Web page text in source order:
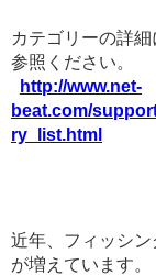
カテゴリーの詳
参照ください。
http://www.net-
beat.com/
ry_list.html
近年、フィッシ
が増えています。